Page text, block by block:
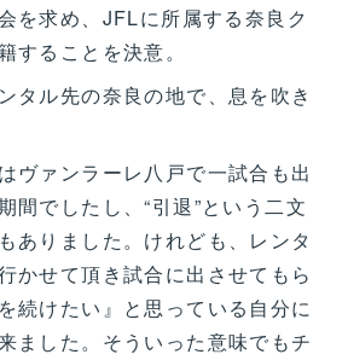
を求め、JFLに所属する奈良ク
することを決意。
タル先の奈良の地で、息を吹き
ヴァンラーレ八戸で一試合も出
間でしたし、“引退”という二文
ありました。けれども、レンタ
かせて頂き試合に出させてもら
続けたい』と思っている自分に
ました。そういった意味でもチ